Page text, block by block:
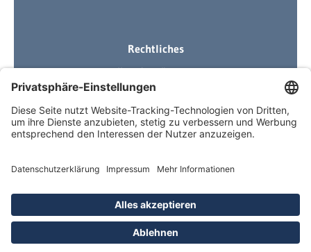
Rechtliches
Ihre Ausrüstung
Impressum
Datenschutzerklärung
AGB
Über Neuigkeiten informiert
Newsletter